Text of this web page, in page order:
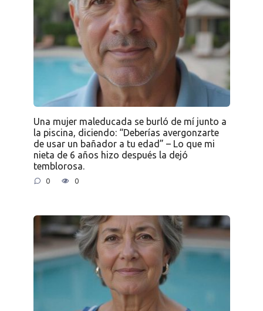
Una mujer maleducada se burló de mí junto a
la piscina, diciendo: “Deberías avergonzarte
de usar un bañador a tu edad” – Lo que mi
nieta de 6 años hizo después la dejó
temblorosa.
0 0